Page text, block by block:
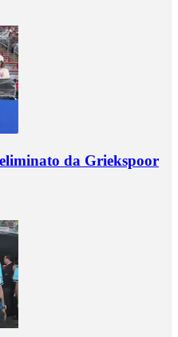
da Griekspoor